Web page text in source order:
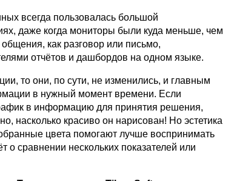
всегда пользовалась большой
даже когда мониторы были куда меньше, чем
как разговор или письмо,
отчётов и дашбордов на одном языке.
то они, по сути, не изменились, и главным
в нужный момент времени. Если
в информацию для принятия решения,
насколько красиво он нарисован! Но эстетика
цвета помогают лучше воспринимать
сравнении нескольких показателей или